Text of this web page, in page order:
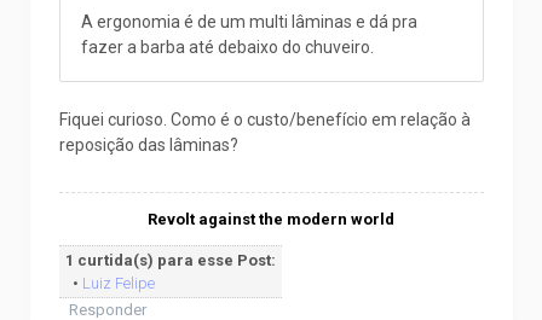
A ergonomia é de um multi lâminas e dá pra
fazer a barba até debaixo do chuveiro.
Fiquei curioso. Como é o custo/benefício em relação à
reposição das lâminas?
Revolt against the modern world
1 curtida(s) para esse Post:
• Luiz Felipe
Responder